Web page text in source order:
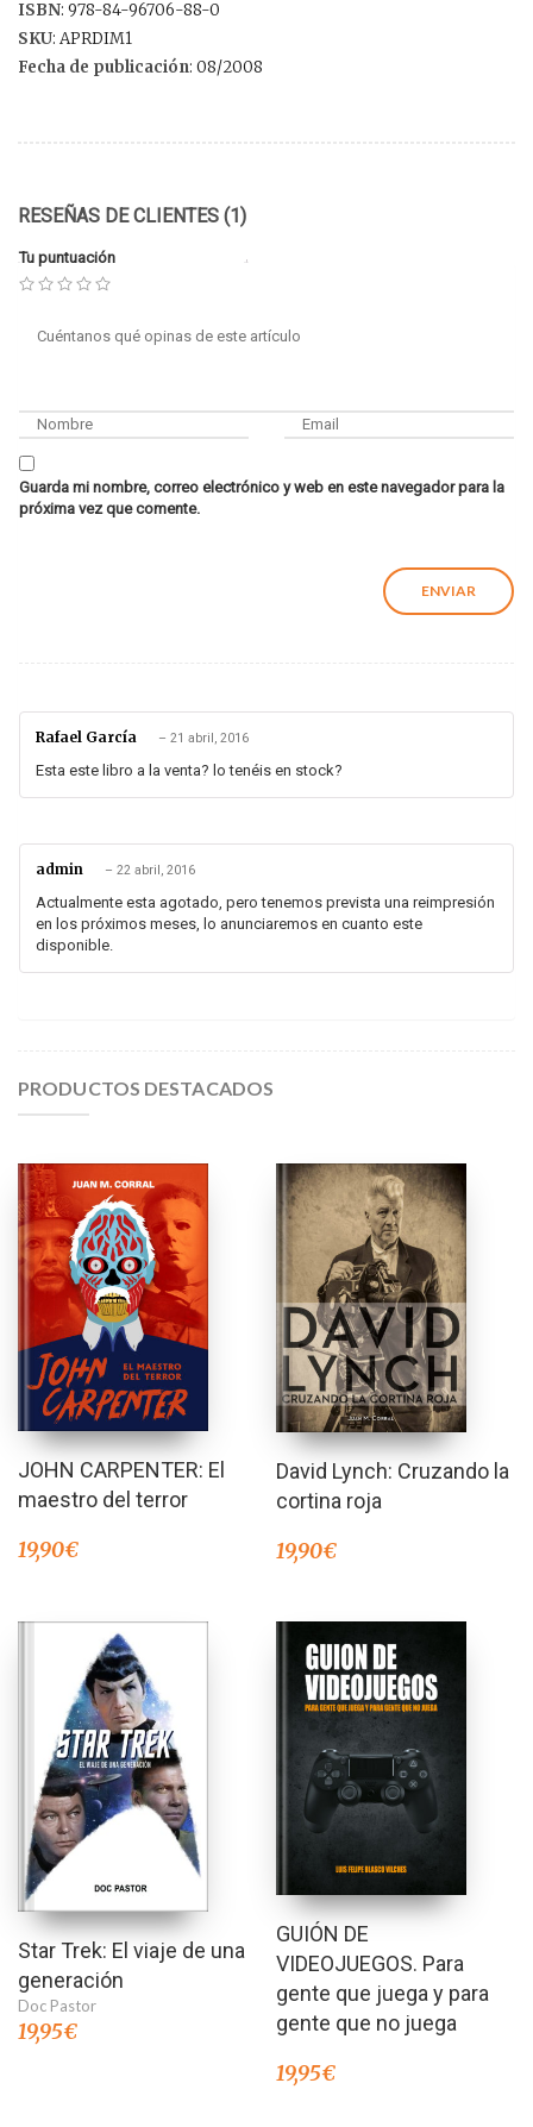
ISBN: 978-84-96706-88-0
SKU: APRDIM1
Fecha de publicación: 08/2008
RESEÑAS DE CLIENTES (1)
Tu puntuación
Guarda mi nombre, correo electrónico y web en este navegador para la
próxima vez que comente.
Rafael García – 21 abril, 2016
Esta este libro a la venta? lo tenéis en stock?
admin – 22 abril, 2016
Actualmente esta agotado, pero tenemos prevista una reimpresión
en los próximos meses, lo anunciaremos en cuanto este
disponible.
PRODUCTOS DESTACADOS
JOHN CARPENTER: El
maestro del terror
19,90€
David Lynch: Cruzando la
cortina roja
19,90€
Star Trek: El viaje de una
generación
Doc Pastor
19,95€
GUIÓN DE
VIDEOJUEGOS. Para
gente que juega y para
gente que no juega
19,95€